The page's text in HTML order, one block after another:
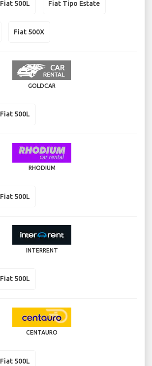
Fiat 500L Fiat Tipo Estate
Fiat 500X
GOLDCAR
Fiat 500L
RHODIUM
Fiat 500L
INTERRENT
Fiat 500L
CENTAURO
Fiat 500L